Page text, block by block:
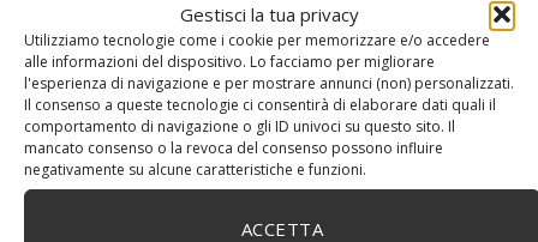
Gestisci la tua privacy
Utilizziamo tecnologie come i cookie per memorizzare e/o accedere
alle informazioni del dispositivo. Lo facciamo per migliorare
l'esperienza di navigazione e per mostrare annunci (non) personalizzati.
Il consenso a queste tecnologie ci consentirà di elaborare dati quali il
comportamento di navigazione o gli ID univoci su questo sito. Il
mancato consenso o la revoca del consenso possono influire
negativamente su alcune caratteristiche e funzioni.
ACCETTA
Esperienza finanze
lisbona manutenzione meteo nautica
navigazione o-chart.org occasione opencpn
pianificazione plotter porto portogallo
preparazione